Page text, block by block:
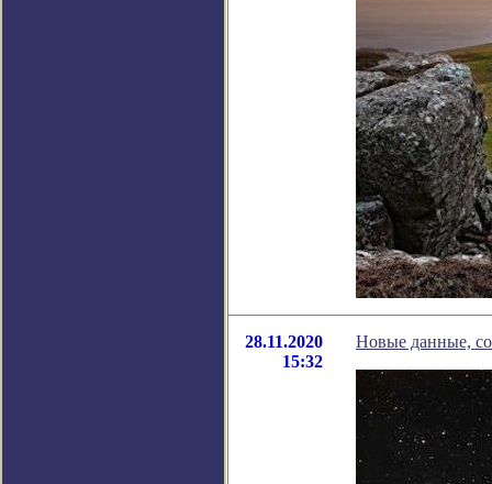
28.11.2020
15:32
Новые данные,